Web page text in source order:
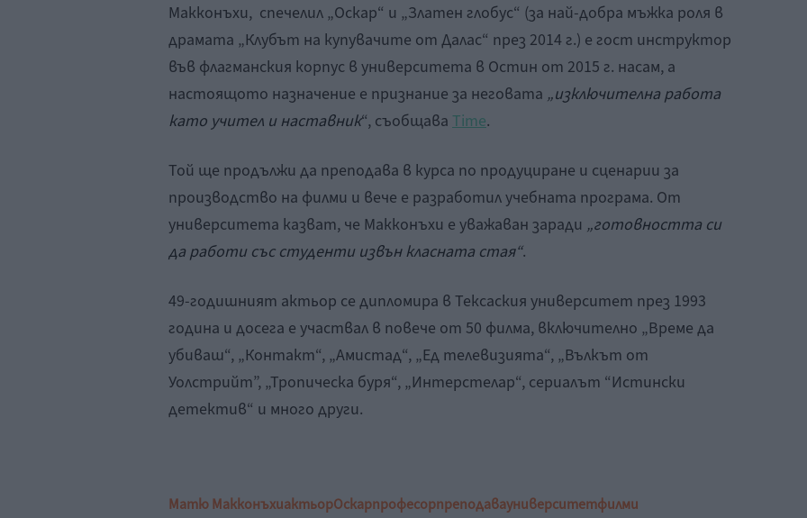
Макконъхи, спечелил „Оскар“ и „Златен глобус“ (за най-добра мъжка роля в
драмата „Клубът на купувачите от Далас“ през 2014 г.) е гост инструктор
във флагманския корпус в университета в Остин от 2015 г. насам, а
настоящото назначение е признание за неговата „изключителна работа
като учител и наставник“, съобщава Time.
Той ще продължи да преподава в курса по продуциране и сценарии за
производство на филми и вече е разработил учебната програма. От
университета казват, че Макконъхи е уважаван заради „готовността си
да работи със студенти извън класната стая“.
49-годишният актьор се дипломира в Тексаския университет през 1993
година и досега е участвал в повече от 50 филма, включително „Време да
убиваш“, „Контакт“, „Амистад“, „Ед телевизията“, „Вълкът от
Уолстрийт”, „Тропическа буря“, „Интерстелар“, сериалът “Истински
детектив“ и много други.
Матю МакконъхиактьорОскарпрофесорпреподавауниверситетфилми